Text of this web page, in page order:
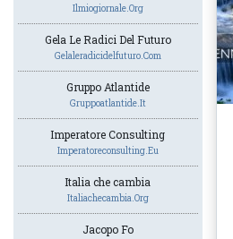
Ilmiogiornale.org
Gela Le Radici Del Futuro
Gelaleradicidelfuturo.com
Gruppo Atlantide
Gruppoatlantide.it
Imperatore Consulting
Imperatoreconsulting.eu
Italia che cambia
Italiachecambia.org
Jacopo Fo